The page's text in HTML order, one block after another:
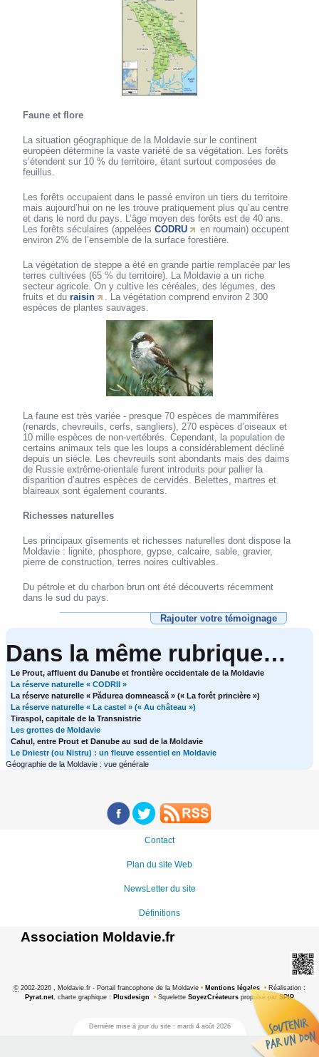
Faune et flore
La situation géographique de la Moldavie sur le continent
européen détermine la vaste variété de sa végétation. Les forêts
s’étendent sur 10 % du territoire, étant surtout composées de
feuillus.
Les forêts occupaient dans le passé environ un tiers du territoire
mais aujourd’hui on ne les trouve pratiquement plus qu’au centre
et dans le nord du pays. L’âge moyen des forêts est de 40 ans.
Les forêts séculaires (appeléesCODRU
en roumain) occupent
environ 2% de l’ensemble de la surface forestière.
La végétation de steppe a été en grande partie remplacée par les
terres cultivées (65 % du territoire). La Moldavie a un riche
secteur agricole. On y cultive les céréales, des légumes, des
fruits et duraisin
. La végétation comprend environ 2 300
espèces de plantes sauvages.
La faune est très variée - presque 70 espèces de mammifères
(renards, chevreuils, cerfs, sangliers), 270 espèces d’oiseaux et
10 mille espèces de non-vertébrés. Cependant, la population de
certains animaux tels que les loups a considérablement décliné
depuis un siècle. Les chevreuils sont abondants mais des daims
de Russie extrême-orientale furent introduits pour pallier la
disparition d’autres espèces de cervidés. Belettes, martres et
blaireaux sont également courants.
Richesses naturelles
Les principaux gîsements et richesses naturelles dont dispose la
Moldavie : lignite, phosphore, gypse, calcaire, sable, gravier,
pierre de construction, terres noires cultivables.
Du pétrole et du charbon brun ont été découverts récemment
dans le sud du pays.
Rajouter votre témoignage
Dans la même rubrique…
Le Prout, affluent du Danube et frontière occidentale de la Moldavie
La réserve naturelle « CODRII »
La réserve naturelle « Pădurea domnească » (« La forêt princière »)
La réserve naturelle « La castel » (« Au château »)
Tiraspol, capitale de la Transnistrie
Les grottes de Moldavie
Cahul, entre Prout et Danube au sud de la Moldavie
Le Dniestr (ou Nistru) : un fleuve essentiel en Moldavie
Géographie de la Moldavie : vue générale
Contact
Plan du site Web
NewsLetter du site
Définitions
Association Moldavie.fr
© 2002-2026 , Moldavie.fr - Portail francophone de la Moldavie • Mentions légales • Réalisation :
Pyrat.net , charte graphique : Plusdesign • Squelette SoyezCréateurs propulsé par SPIP
Dernière mise à jour du site : mardi 4 août 2026